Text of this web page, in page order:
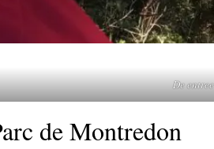
De
de Montredon